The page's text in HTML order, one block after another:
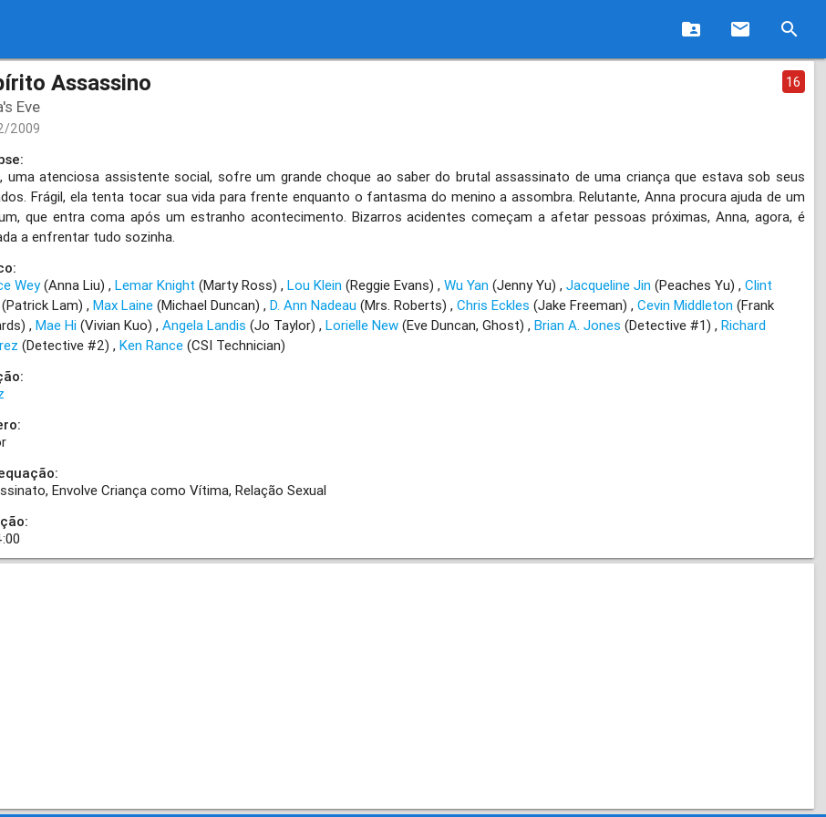
folder_shared email search
Assassino 16
Eve
2009
uma atenciosa assistente social, sofre um grande choque ao saber do brutal assassinato de uma criança que estava sob seus
Frágil, ela tenta tocar sua vida para frente enquanto o fantasma do menino a assombra. Relutante, Anna procura ajuda de um
que entra coma após um estranho acontecimento. Bizarros acidentes começam a afetar pessoas próximas, Anna, agora, é
a enfrentar tudo sozinha.
Wey(Anna Liu) Lemar Knight (Marty Ross) Lou Klein (Reggie Evans) Wu Yan (Jenny Yu) Jacqueline Jin (Peaches Yu) Clint
(Patrick Lam) Max Laine (Michael Duncan) D. Ann Nadeau (Mrs. Roberts) Chris Eckles (Jake Freeman) Cevin Middleton (Frank
Mae Hi (Vivian Kuo) Angela Landis (Jo Taylor) Lorielle New (Eve Duncan, Ghost) Brian A. Jones (Detective #1) Richard
(Detective #2) Ken Rance (CSI Technician)
Envolve Criança como Vítima Relação Sexual